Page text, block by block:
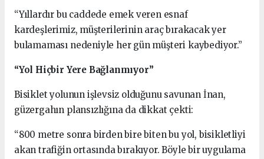
“Yıllardır bu caddede emek veren esnaf
kardeşlerimiz, müşterilerinin araç bırakacak yer
bulamaması nedeniyle her gün müşteri kaybediyor.”
“Yol Hiçbir Yere Bağlanmıyor”
Bisiklet yolunun işlevsiz olduğunu savunan İnan,
güzergahın plansızlığına da dikkat çekti:
“800 metre sonra birden bire biten bu yol, bisikletliyi
akan trafiğin ortasında bırakıyor. Böyle bir uygulama